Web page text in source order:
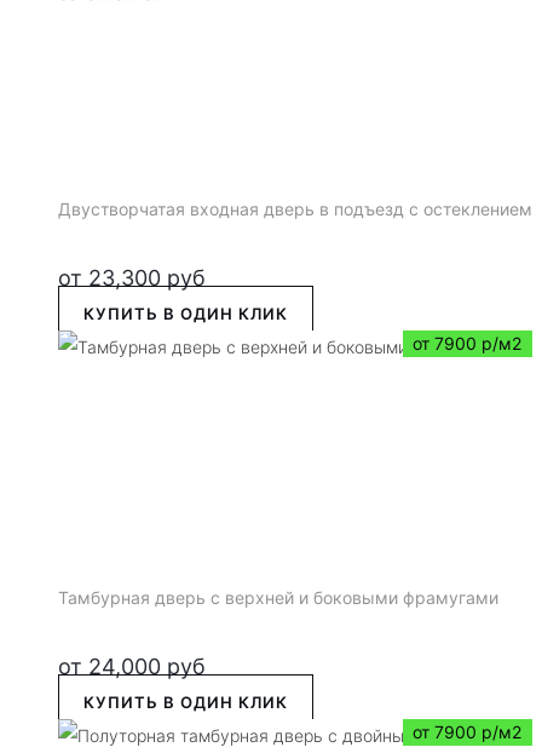
Двустворчатая входная дверь в подъезд с остеклением
от 23,300 руб
КУПИТЬ В ОДИН КЛИК
от 7900 р/м2
Тамбурная дверь с верхней и боковыми фрамугами
от 24,000 руб
КУПИТЬ В ОДИН КЛИК
от 7900 р/м2